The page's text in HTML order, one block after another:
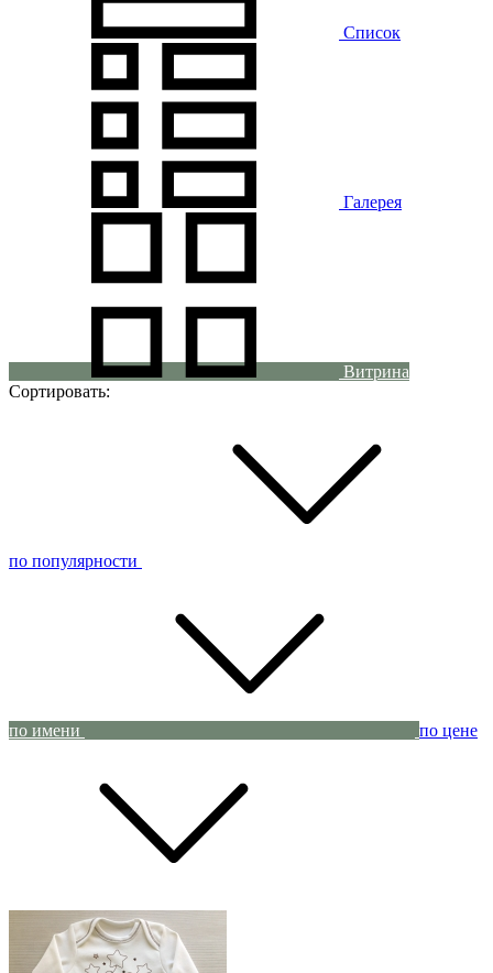
Список
Галерея
Витрина
Сортировать:
по популярности
по имени по цене